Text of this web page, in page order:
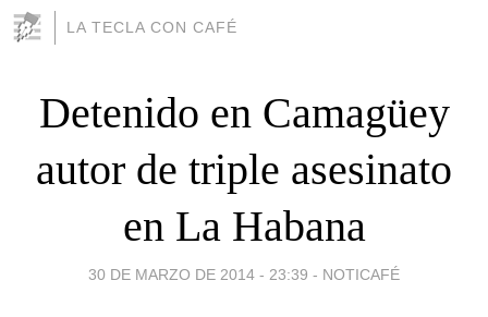
LA TECLA CON CAFÉ
Detenido en Camagüey
autor de triple asesinato
en La Habana
30 DE MARZO DE 2014 - 23:39 - NOTICAFÉ